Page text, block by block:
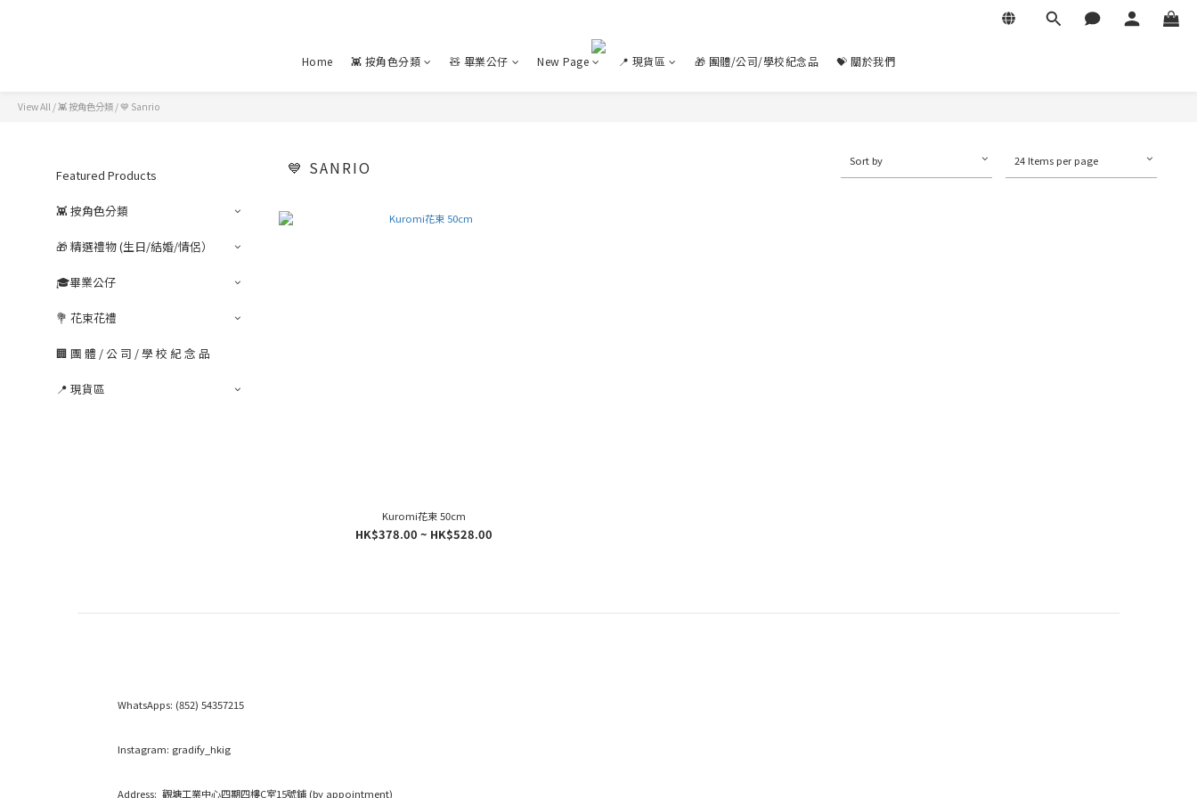
Home 👾 按角色分類 🧸 畢業公仔 New Page 📍 現貨區 🎁 團體/公司/學校紀念品 💝 關於我們
View All /👾 按角色分類 /💙 Sanrio
Featured Products
👾 按角色分類
🎁 精選禮物 (生日/結婚/情侶）
🎓畢業公仔
💐 花束花禮
🏢 團 體 / 公 司 / 學 校 紀 念 品
📍 現貨區
💙 SANRIO Sort by 24 Items per page
Kuromi花束 50cm
HK$378.00 ~ HK$528.00
WhatsApps: (852) 54357215
Instagram: gradify_hkig
Address: 觀塘工業中心四期四樓C室15號鋪 (by appointment)